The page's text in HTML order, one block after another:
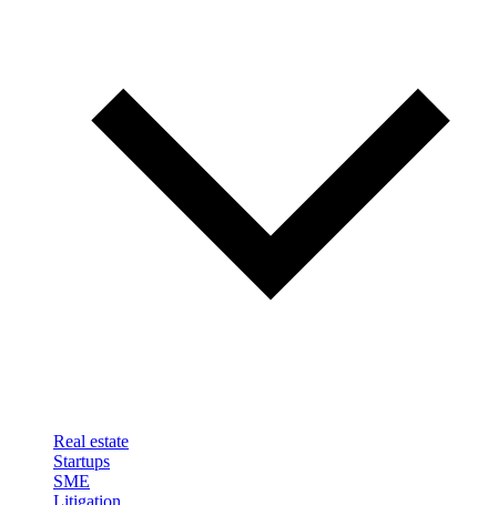
Real estate
Startups
SME
Litigation